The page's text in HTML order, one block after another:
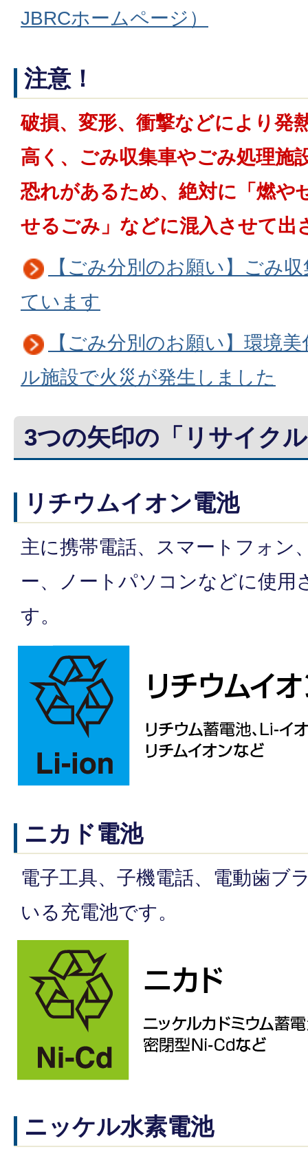
JBRCホームページ）
注意！
破損、変形、衝撃などにより発
高く、ごみ収集車やごみ処理施
恐れがあるため、絶対に「燃や
せるごみ」などに混入させて出
【ごみ分別のお願い】ごみ
ています
【ごみ分別のお願い】環境
ル施設で火災が発生しました
3つの矢印の「リサイク
リチウムイオン電池
主に携帯電話、スマートフォン
ー、ノートパソコンなどに使用
す。
ニカド電池
電子工具、子機電話、電動歯ブ
いる充電池です。
ニッケル水素電池